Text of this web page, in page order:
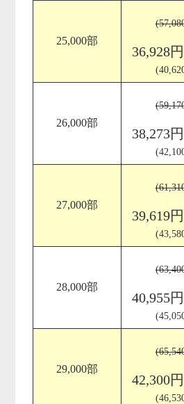
25,000部
36,928
26,000部
38,273
27,000部
39,619
28,000部
40,955
29,000部
42,300